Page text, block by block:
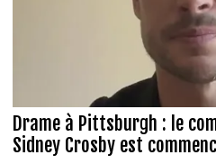
Drame à Pittsburgh : le
Sidney Crosby est